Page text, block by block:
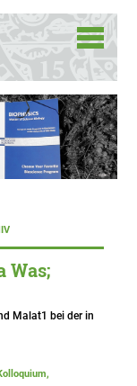
Was;
Malat1 bei der in